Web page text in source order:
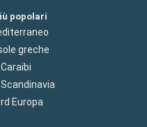
popolari
greche
Europa